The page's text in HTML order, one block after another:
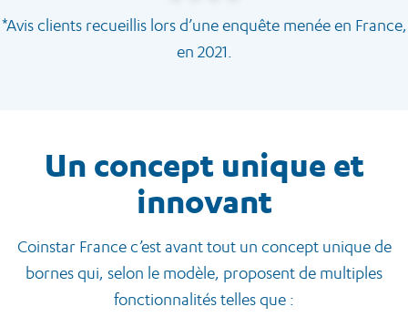
*Avis clients recueillis lors d’une enquête menée en France,
en 2021.
Un concept unique et
innovant
Coinstar France c’est avant tout un concept unique de
bornes qui, selon le modèle, proposent de multiples
fonctionnalités telles que :